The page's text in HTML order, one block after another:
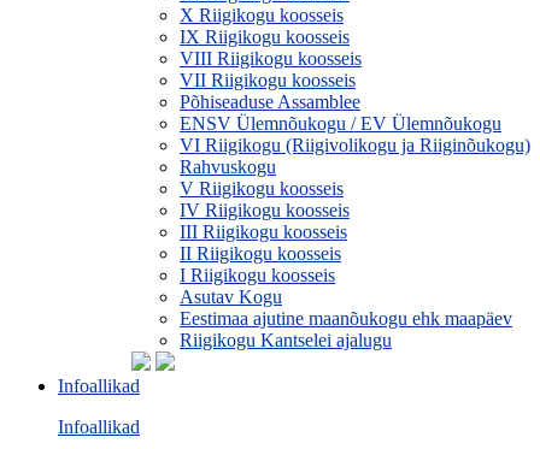
X Riigikogu koosseis
IX Riigikogu koosseis
VIII Riigikogu koosseis
VII Riigikogu koosseis
Põhiseaduse Assamblee
ENSV Ülemnõukogu / EV Ülemnõukogu
VI Riigikogu (Riigivolikogu ja Riiginõukogu)
Rahvuskogu
V Riigikogu koosseis
IV Riigikogu koosseis
III Riigikogu koosseis
II Riigikogu koosseis
I Riigikogu koosseis
Asutav Kogu
Eestimaa ajutine maanõukogu ehk maapäev
Riigikogu Kantselei ajalugu
Infoallikad
Infoallikad